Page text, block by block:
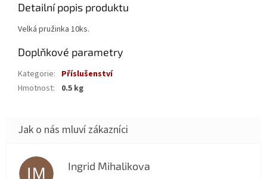
Detailní popis produktu
Velká pružinka 10ks.
Doplňkové parametry
Kategorie: Příslušenství
Hmotnost: 0.5 kg
IM Ingrid Mihalikova